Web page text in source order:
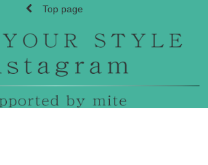
Top page